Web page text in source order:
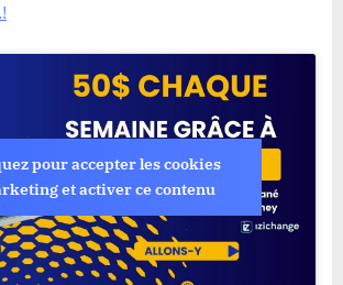
pour accepter les cookies
et activer ce contenu